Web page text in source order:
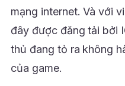
mạng internet. Và với
đây được đăng tải bởi
thủ đang tỏ ra không
của game.